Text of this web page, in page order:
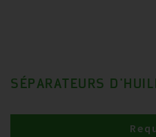
SÉPARATEURS